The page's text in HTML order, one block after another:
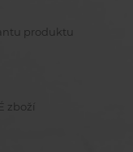
produktu
zboží